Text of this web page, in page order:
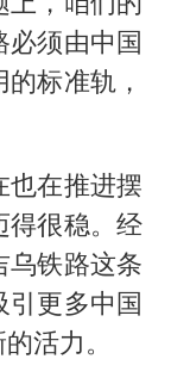
必须由中国
标准轨，
也在推进摆
得很稳。经
乌铁路这条
更多中国
活力。